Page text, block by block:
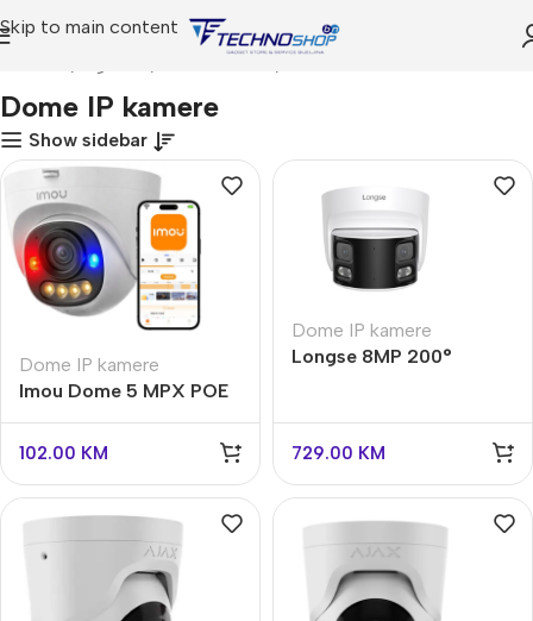
Skip to main content
Dome IP kamere
Show sidebar
Dome IP kamere
Imou Dome 5 MPX POE
audio IPC-PS8D-5V0
102.00 KM
Dome IP kamere
Longse 8MP 200°
729.00 KM